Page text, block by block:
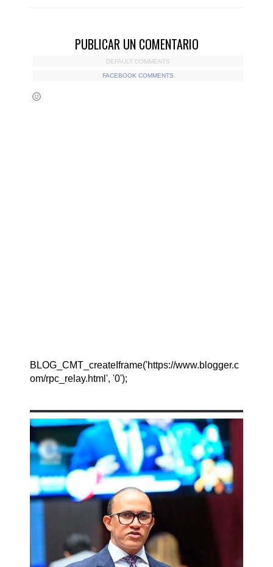
PUBLICAR UN COMENTARIO
DEFAULT COMMENTS
FACEBOOK COMMENTS
BLOG_CMT_createIframe('https://www.blogger.c
om/rpc_relay.html', '0');